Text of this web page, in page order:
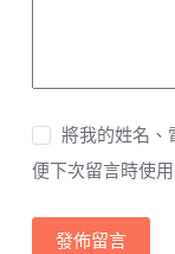
將我的姓名、
便下次留言時使用
發佈留言